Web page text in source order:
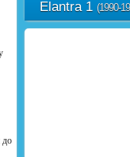
до
Elantra 1 (1990-